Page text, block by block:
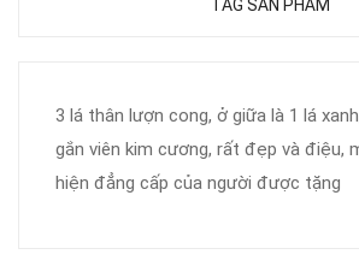
TAG SẢN PHẨM
3 lá thân lượn cong, ở giữa là 1 lá
gắn viên kim cương, rất đẹp và điệu,
hiện đẳng cấp của người được tặng